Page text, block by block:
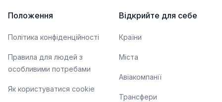
Положення
Політика конфіденційності
Правила для людей з
особливими потребами
Як користуватися cookie
Відкрийте для себе
Країни
Міста
Авіакомпанії
Трансфери